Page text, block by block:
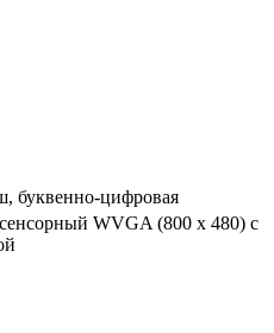
буквенно-цифровая
WVGA (800 x 480) с